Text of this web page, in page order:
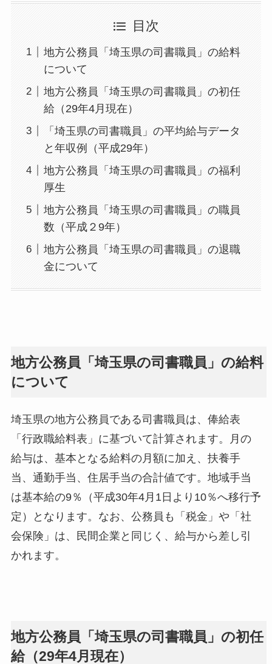
目次
地方公務員「埼玉県の司書職員」の給料
について
地方公務員「埼玉県の司書職員」の初任
給（29年4月現在）
「埼玉県の司書職員」の平均給与データ
と年収例（平成29年）
地方公務員「埼玉県の司書職員」の福利
厚生
地方公務員「埼玉県の司書職員」の職員
数（平成２9年）
地方公務員「埼玉県の司書職員」の退職
金について
地方公務員「埼玉県の司書職員」の給料
について
埼玉県の地方公務員である司書職員は、俸給表
「行政職給料表」に基づいて計算されます。月の
給与は、基本となる給料の月額に加え、扶養手
当、通勤手当、住居手当の合計値です。地域手当
は基本給の9％（平成30年4月1日より10％へ移行予
定）となります。なお、公務員も「税金」や「社
会保険」は、民間企業と同じく、給与から差し引
かれます。
地方公務員「埼玉県の司書職員」の初任
給（29年4月現在）